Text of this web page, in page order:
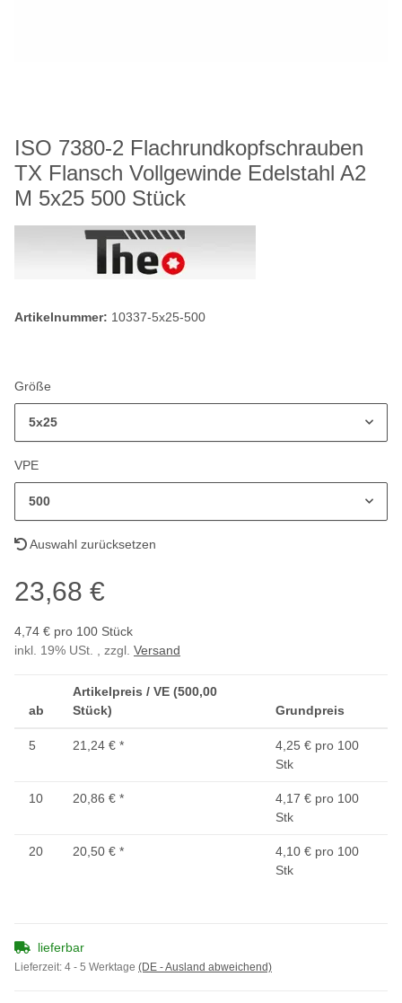
ISO 7380-2 Flachrundkopfschrauben
TX Flansch Vollgewinde Edelstahl A2
M 5x25 500 Stück
Artikelnummer: 10337-5x25-500
Größe
5x25
VPE
500
Auswahl zurücksetzen
23,68 €
4,74 € pro 100 Stück
inkl. 19% USt. , zzgl. Versand
ab
Artikelpreis / VE (500,00
Stück)
Grundpreis
5 21,24 € *
4,25 € pro 100
Stk
10 20,86 € *
4,17 € pro 100
Stk
20 20,50 € *
4,10 € pro 100
Stk
lieferbar
Lieferzeit: 4 - 5 Werktage (DE - Ausland abweichend)